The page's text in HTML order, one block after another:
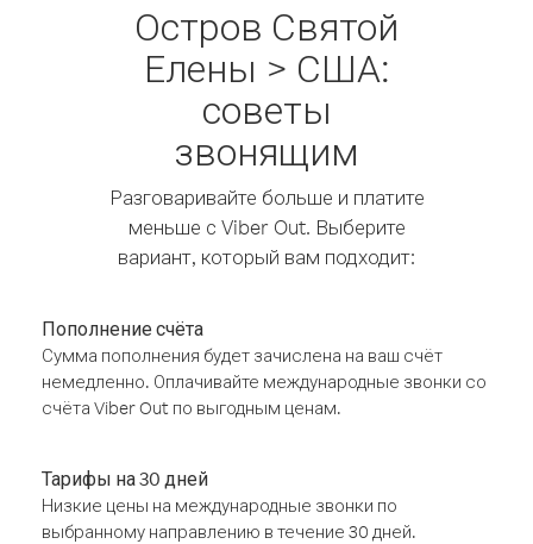
Остров Святой
Елены > США:
советы
звонящим
Разговаривайте больше и платите
меньше с Viber Out. Выберите
вариант, который вам подходит:
Пополнение счёта
Сумма пополнения будет зачислена на ваш счёт
немедленно. Оплачивайте международные звонки со
счёта Viber Out по выгодным ценам.
Тарифы на 30 дней
Низкие цены на международные звонки по
выбранному направлению в течение 30 дней.